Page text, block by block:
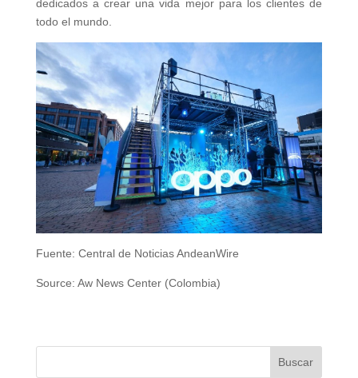
dedicados a crear una vida mejor para los clientes de
todo el mundo.
Fuente: Central de Noticias AndeanWire
Source: Aw News Center (Colombia)